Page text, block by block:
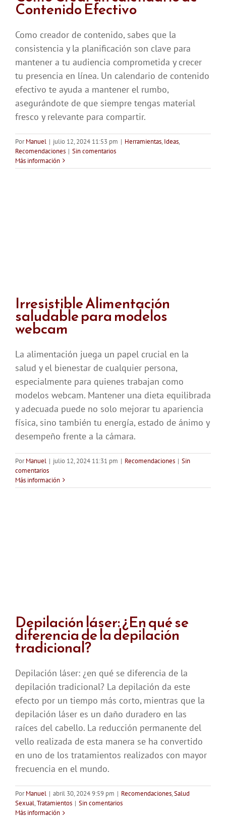
Contenido Efectivo
Como creador de contenido, sabes que la
consistencia y la planificación son clave para
mantener a tu audiencia comprometida y crecer
tu presencia en línea. Un calendario de contenido
efectivo te ayuda a mantener el rumbo,
asegurándote de que siempre tengas material
fresco y relevante para compartir.
PorManuel | julio 12, 2024 11:53 pm | Herramientas, Ideas,
Recomendaciones | Sin comentarios
Más información
Irresistible Alimentación
saludable para modelos
webcam
La alimentación juega un papel crucial en la
salud y el bienestar de cualquier persona,
especialmente para quienes trabajan como
modelos webcam. Mantener una dieta equilibrada
y adecuada puede no solo mejorar tu apariencia
física, sino también tu energía, estado de ánimo y
desempeño frente a la cámara.
PorManuel | julio 12, 2024 11:31 pm | Recomendaciones | Sin
comentarios
Más información
Depilación láser: ¿En qué se
diferencia de la depilación
tradicional?
Depilación láser: ¿en qué se diferencia de la
depilación tradicional? La depilación da este
efecto por un tiempo más corto, mientras que la
depilación láser es un daño duradero en las
raíces del cabello. La reducción permanente del
vello realizada de esta manera se ha convertido
en uno de los tratamientos realizados con mayor
frecuencia en el mundo.
PorManuel | abril 30, 2024 9:59 pm | Recomendaciones,Salud
Sexual,Tratamientos | Sin comentarios
Más información